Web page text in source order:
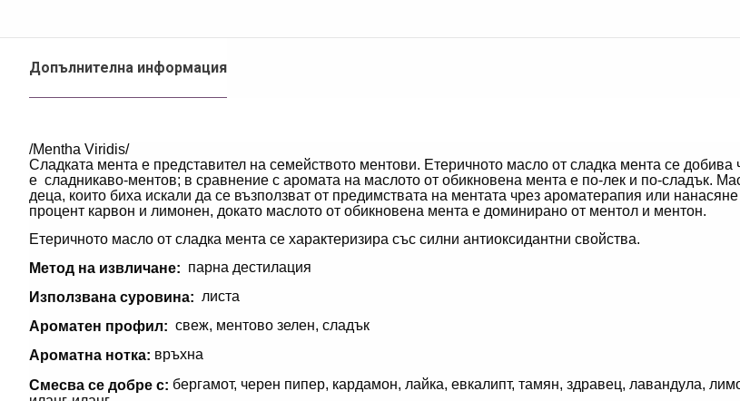
Допълнителна информация
/Mentha Viridis/
Сладката мента е представител на семейството ментови. Етеричното масло от сладка мента се
е сладникаво-ментов; в сравнение с аромата на маслото от обикновена мента е по-лек и по-сладък.
деца, които биха искали да се възползват от предимствата на ментата чрез ароматерапия или
процент карвон и лимонен, докато маслото от обикновена мента е доминирано от ментол и ментон.
Етеричното масло от сладка мента се характеризира със силни антиоксидантни свойства.
Метод на извличане: парна дестилация
Използвана суровина: листа
Ароматен профил: свеж, ментово зелен, сладък
Ароматна нотка: връхна
Смесва се добре с: бергамот, черен пипер, кардамон, лайка, евкалипт, тамян, здравец, лавандула,